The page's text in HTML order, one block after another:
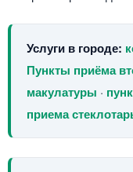
Услуги в городе:
Пункты приёма
макулатуры ·
приема